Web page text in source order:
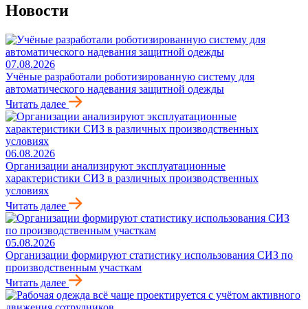
Новости
07.08.2026
Учёные разработали роботизированную систему для
автоматического надевания защитной одежды
Читать далее
06.08.2026
Организации анализируют эксплуатационные
характеристики СИЗ в различных производственных
условиях
Читать далее
05.08.2026
Организации формируют статистику использования СИЗ по
производственным участкам
Читать далее